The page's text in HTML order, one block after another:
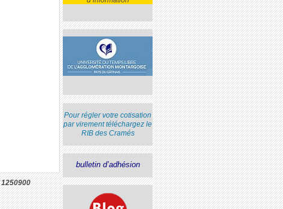
Pour régler votre cotisation
par virementtéléchargez le
RIBdes Cramés
bulletin d’adhésion
1250900